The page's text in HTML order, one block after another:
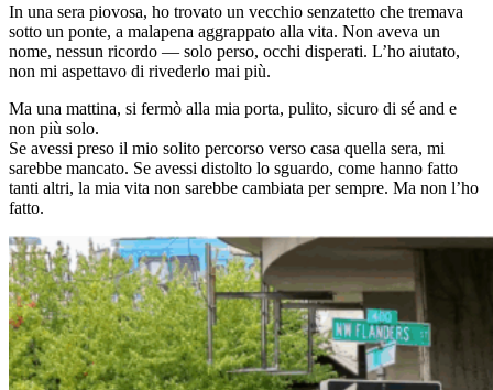
In una sera piovosa, ho trovato un vecchio senzatetto che tremava
sotto un ponte, a malapena aggrappato alla vita. Non aveva un
nome, nessun ricordo — solo perso, occhi disperati. L’ho aiutato,
non mi aspettavo di rivederlo mai più.
Ma una mattina, si fermò alla mia porta, pulito, sicuro di sé and e
non più solo.
Se avessi preso il mio solito percorso verso casa quella sera, mi
sarebbe mancato. Se avessi distolto lo sguardo, come hanno fatto
tanti altri, la mia vita non sarebbe cambiata per sempre. Ma non l’ho
fatto.